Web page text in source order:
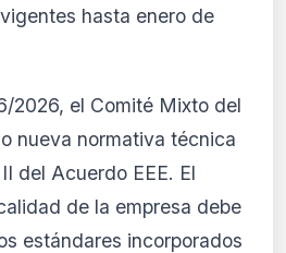
hasta enero de
2026, el Comité Mixto del
nueva normativa técnica
del Acuerdo EEE. El
de la empresa debe
estándares incorporados